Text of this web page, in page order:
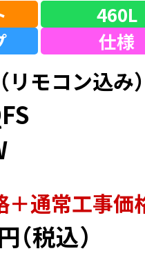
460L
仕様
モコン込み）
＋通常⼯事価
（税込）